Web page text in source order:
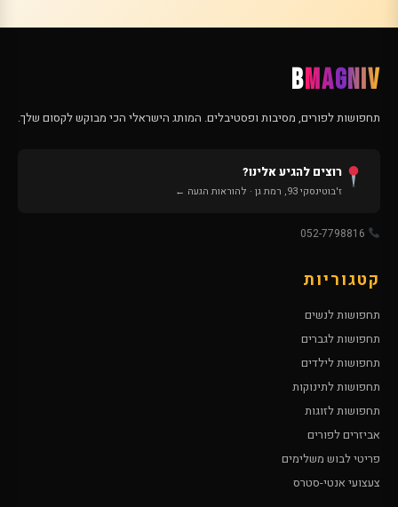
BMAGNIV
תחפושות לפורים, מסיבות ופסטיבלים. המותג הישראלי הכי מבוקש לקסום שלך.
רוצים להגיע אלינו?
ז'בוטינסקי 93, רמת גן · להוראות הגעה ←
קטגוריות
תחפושות לנשים
תחפושות לגברים
תחפושות לילדים
תחפושות לתינוקות
תחפושות לזוגות
אביזרים לפורים
פריטי לבוש משלימים
צעצועי אנטי-סטרס